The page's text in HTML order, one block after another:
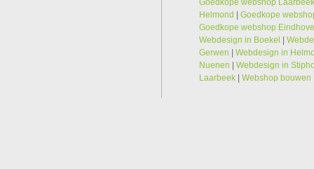
Goedkope webshop Laarbeek
Helmond
Goedkope
Goedkope webshop
Webdesign in Boekel
Gerwen
Webdesign in
Nuenen
Webdesign in
Laarbeek
Webshop bouwen